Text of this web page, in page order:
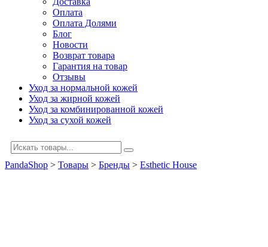
Оплата
Оплата Долями
Блог
Новости
Возврат товара
Гарантия на товар
Отзывы
Уход за нормальной кожей
Уход за жирной кожей
Уход за комбинированной кожей
Уход за сухой кожей
PandaShop > Товары > Бренды > Esthetic House